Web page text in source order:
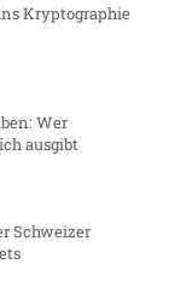
Kryptographie
Wer
ausgibt
Schweizer